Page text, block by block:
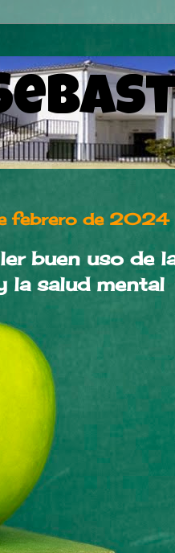
febrero de 2024
buen uso de
la salud mental